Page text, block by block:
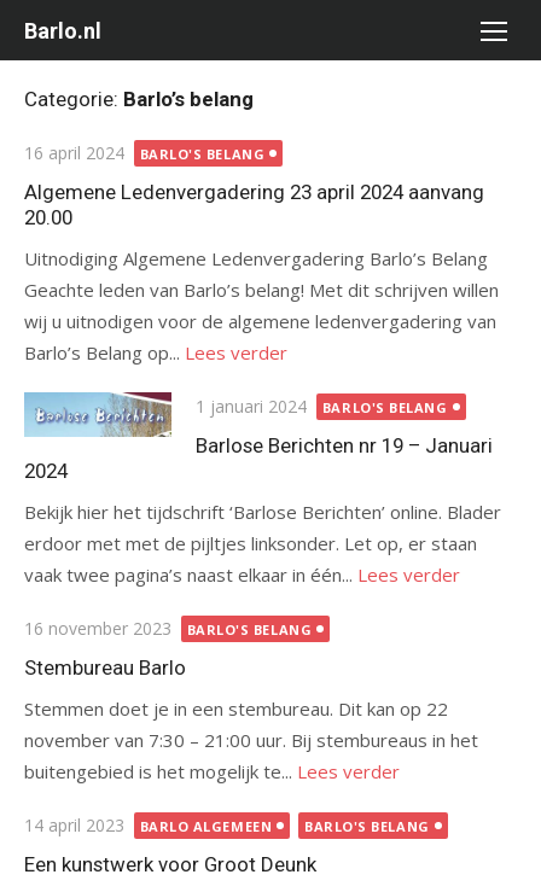
naar
inhoud
Barlo.nl
Categorie: Barlo’s belang
Gepubliceerd
op
16 april 2024 BARLO'S BELANG
Algemene Ledenvergadering 23 april 2024 aanvang
20.00
Uitnodiging Algemene Ledenvergadering Barlo’s Belang
Geachte leden van Barlo’s belang! Met dit schrijven willen
wij u uitnodigen voor de algemene ledenvergadering van
Barlo’s Belang op... Lees verder
Gepubliceerd
op
1 januari 2024 BARLO'S BELANG
Barlose Berichten nr 19 – Januari
2024
Bekijk hier het tijdschrift ‘Barlose Berichten’ online. Blader
erdoor met met de pijltjes linksonder. Let op, er staan
vaak twee pagina’s naast elkaar in één... Lees verder
Gepubliceerd
op
16 november 2023 BARLO'S BELANG
Stembureau Barlo
Stemmen doet je in een stembureau. Dit kan op 22
november van 7:30 – 21:00 uur. Bij stembureaus in het
buitengebied is het mogelijk te... Lees verder
Gepubliceerd
op
14 april 2023 BARLO ALGEMEEN BARLO'S BELANG
Een kunstwerk voor Groot Deunk